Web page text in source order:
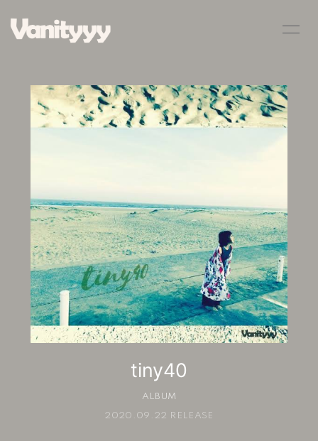
SCHEDULE PROFILE
RADIO PHOTO
Q&A
会員登録 ログイン
tiny40
ALBUM
2020.09.22 RELEASE